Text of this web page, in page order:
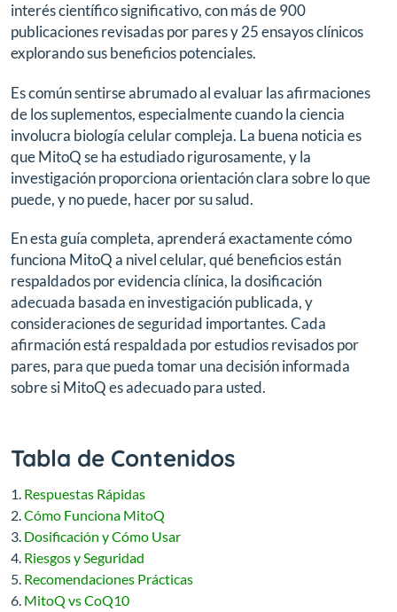
interés científico significativo, con más de 900
publicaciones revisadas por pares y 25 ensayos clínicos
explorando sus beneficios potenciales.
Es común sentirse abrumado al evaluar las afirmaciones
de los suplementos, especialmente cuando la ciencia
involucra biología celular compleja. La buena noticia es
que MitoQ se ha estudiado rigurosamente, y la
investigación proporciona orientación clara sobre lo que
puede, y no puede, hacer por su salud.
En esta guía completa, aprenderá exactamente cómo
funciona MitoQ a nivel celular, qué beneficios están
respaldados por evidencia clínica, la dosificación
adecuada basada en investigación publicada, y
consideraciones de seguridad importantes. Cada
afirmación está respaldada por estudios revisados por
pares, para que pueda tomar una decisión informada
sobre si MitoQ es adecuado para usted.
Tabla de Contenidos
Respuestas Rápidas
Cómo Funciona MitoQ
Dosificación y Cómo Usar
Riesgos y Seguridad
Recomendaciones Prácticas
MitoQ vs CoQ10